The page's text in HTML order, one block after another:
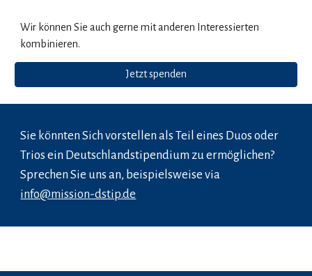
Wir können Sie auch gerne mit anderen Interessierten
kombinieren.
Jetzt spenden
Sie könnten Sich vorstellen als Teil eines Duos oder
Trios ein Deutschlandstipendium zu ermöglichen?
Sprechen Sie uns an, beispielsweise via
info@mission-dstip.de